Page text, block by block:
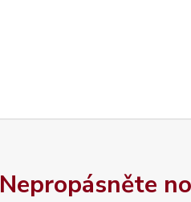
Nepropásněte